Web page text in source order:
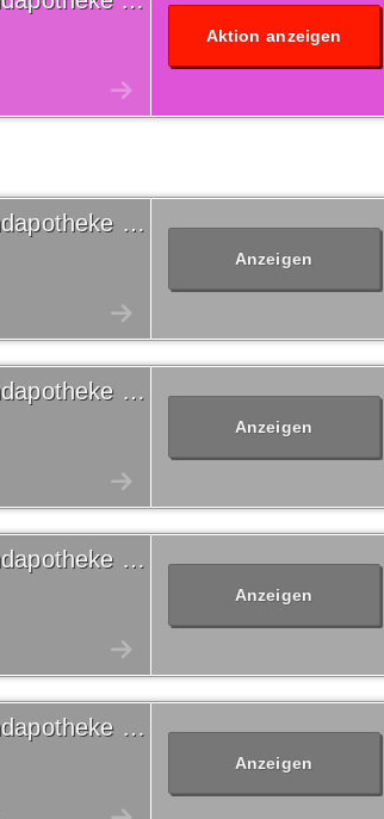
Aktion anzeigen
20% Volksversand Versandapotheke Gutschein
Anzeigen
20% Volksversand Versandapotheke Gutschein
Anzeigen
10% Volksversand Versandapotheke Gutschein
Anzeigen
20% Volksversand Versandapotheke Gutschein
Anzeigen